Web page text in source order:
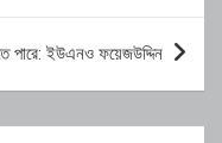
পারে: ইউএনও ফয়েজউদ্দিন